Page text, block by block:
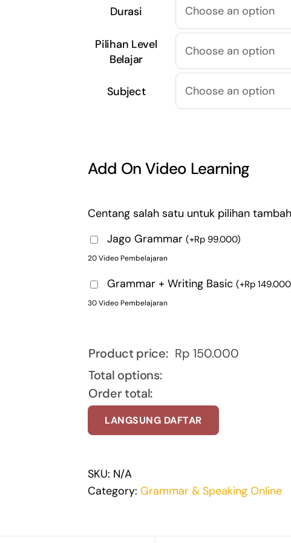
Durasi/Level/Subject.
Durasi
Pilihan Level
Belajar
Subject
Add On Video Learning
Centang salah satu untuk pilihan
Jago Grammar (+Rp 99.000)
20 Video Pembelajaran
Grammar + Writing Basic (+Rp 149.000
30 Video Pembelajaran
Product price: Rp 150.000
Total options:
Order total:
LANGSUNG DAFTAR
SKU: N/A
Category: Grammar & Speaking Online